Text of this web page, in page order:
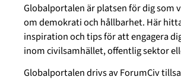
Globalportalen är platsen för dig som
om demokrati och hållbarhet. Här
inspiration och tips för att engagera
inom civilsamhället, offentlig sektor
Globalportalen drivs avForumCiv